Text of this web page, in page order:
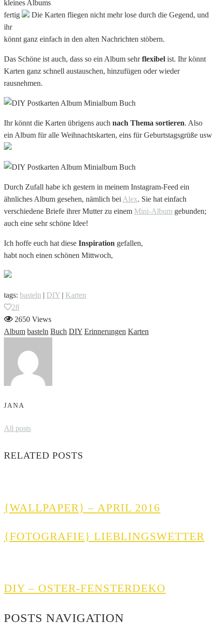
kleines Albums
fertig
Die Karten fliegen nicht mehr lose durch die Gegend, und
ihr
könnt ganz einfach in den alten Nachrichten stöbern.
Das Schöne ist auch, dass so ein Album sehrflexibel ist. Ihr könnt
Karten ganz schnell austauschen, hinzufügen oder wieder
rausnehmen.
Ihr könnt die Karten übrigens auch nach Thema sortieren. Also
ein Album für alle Weihnachtskarten, eins für Geburtstagsgrüße usw
Durch Zufall habe ich gestern in meinem Instagram-Feed ein
ähnliches Album gesehen, nämlich bei Alex. Sie hat einfach
verschiedene Briefe ihrer Mutter zu einem Mini-Album gebunden;
auch eine sehr schöne Idee!
Ich hoffe euch hat diese Inspiration gefallen,
habt noch einen schönen Mittwoch,
tags: basteln | DIY | Karten
28
2650 Views
Album basteln Buch DIY Erinnerungen Karten
JANA
All posts
RELATED POSTS
{WALLPAPER} – APRIL 2016
{FOTOGRAFIE} LIEBLINGSWETTER
DIY – OSTER-FENSTERDEKO
POSTS NAVIGATION